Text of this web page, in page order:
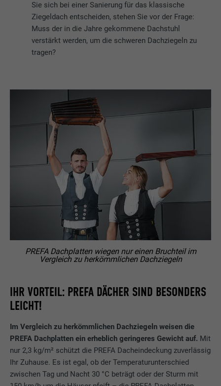
Sie sich bei einer Sanierung für das klassische
Ziegeldach entscheiden, stehen Sie vor der Frage:
Muss der in die Jahre gekommene Dachstuhl
verstärkt werden, um die schweren Dachziegeln zu
tragen?
IHR VORTEIL: PREFA DÄCHER SIND BESONDERS
LEICHT!
Im Vergleich zu herkömmlichen Dachziegeln weisen die
PREFA Dachplatten ein erheblich geringeres Gewicht auf. Mit
nur 2,3 kg/m² schützt die PREFA Dacheindeckung zuverlässig
Ihr Zuhause. Es ist egal, ob der Temperaturunterschied
zwischen Tag und Nacht 30 °C beträgt oder der Sturm mit
PREFA Dachplatten wiegen nur einen Bruchteil im
Vergleich zu herkömmlichen Dachziegeln